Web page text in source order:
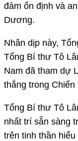
đảm ổn định và
Dương.
Nhân dịp này,
Tổng Bí thư Tô
Nam đã tham dự
thắng trong
Tổng Bí thư Tô
nhất trí sẵn sàng
trên tinh thần